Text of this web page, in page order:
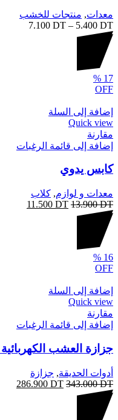
معدات, منتجات للخشب
5.400 DT
–
7.100 DT
17
%
OFF
إضافة إلى السلة
Quick view
مقارنة
إضافة إلى قائمة الرغبات
كابس يدوي
معدات و لوازم, كلاب
13.900DT
11.500 DT
16
%
OFF
إضافة إلى السلة
Quick view
مقارنة
إضافة إلى قائمة الرغبات
جزازة العشب الكهربائية 1300واط
أدوات الحديقة, جزازة
343.000DT
286.900 DT